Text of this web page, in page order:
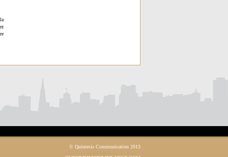
© Quintesis Communication 2013